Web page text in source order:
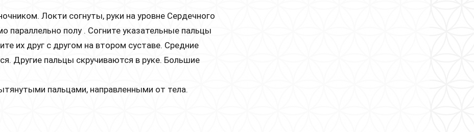
Локти согнуты, руки на уровне Сердечного
полу . Согните указательные пальцы
их друг с другом на втором суставе. Средние
Другие пальцы скручиваются в руке. Большие
пальцами, направленными от тела.